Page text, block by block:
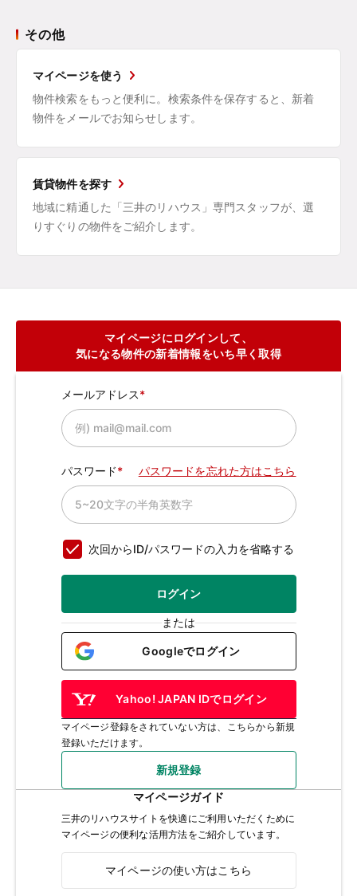
その他
マイページを使う
物件検索をもっと便利に。検索条件を保存すると、新着
物件をメールでお知らせします。
賃貸物件を探す
地域に精通した「三井のリハウス」専門スタッフが、選
りすぐりの物件をご紹介します。
マイページにログインして、
気になる物件の新着情報をいち早く取得
メールアドレス
パスワード パスワードを忘れた方はこちら
次回からID/パスワードの入力を省略する
ログイン
または
Googleでログイン
Yahoo! JAPAN IDでログイン
マイページ登録をされていない方は、こちらから新規
登録いただけます。
新規登録
マイページガイド
三井のリハウスサイトを快適にご利用いただくために
マイページの便利な活用方法をご紹介しています。
マイページの使い方はこちら